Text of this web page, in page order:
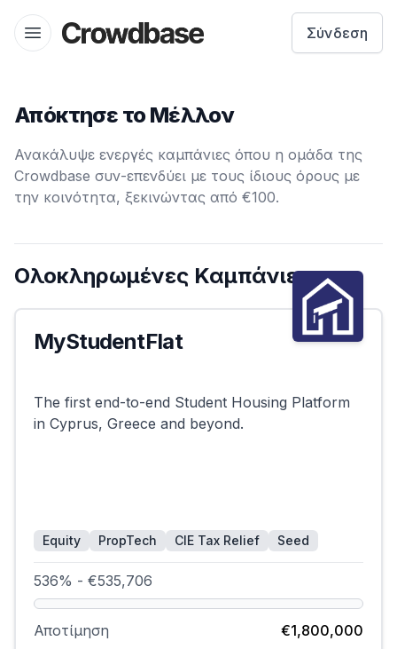
Open menu
Crowdbase logo Σύνδεση
Απόκτησε το Μέλλον
Ανακάλυψε ενεργές καμπάνιες όπου η ομάδα της
Crowdbase συν-επενδύει με τους ίδιους όρους με
την κοινότητα, ξεκινώντας από €100.
Ολοκληρωμένες Καμπάνιες
Επιτυχημένη
MyStudentFlat
The first end-to-end Student Housing Platform
in Cyprus, Greece and beyond.
Equity PropTech CIE Tax Relief Seed
536% - €535,706
Αποτίμηση
€1,800,000